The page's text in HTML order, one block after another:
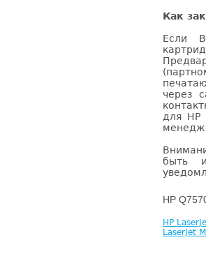
Как
Если
через
для HP
быть
HP
HP
LaserJet